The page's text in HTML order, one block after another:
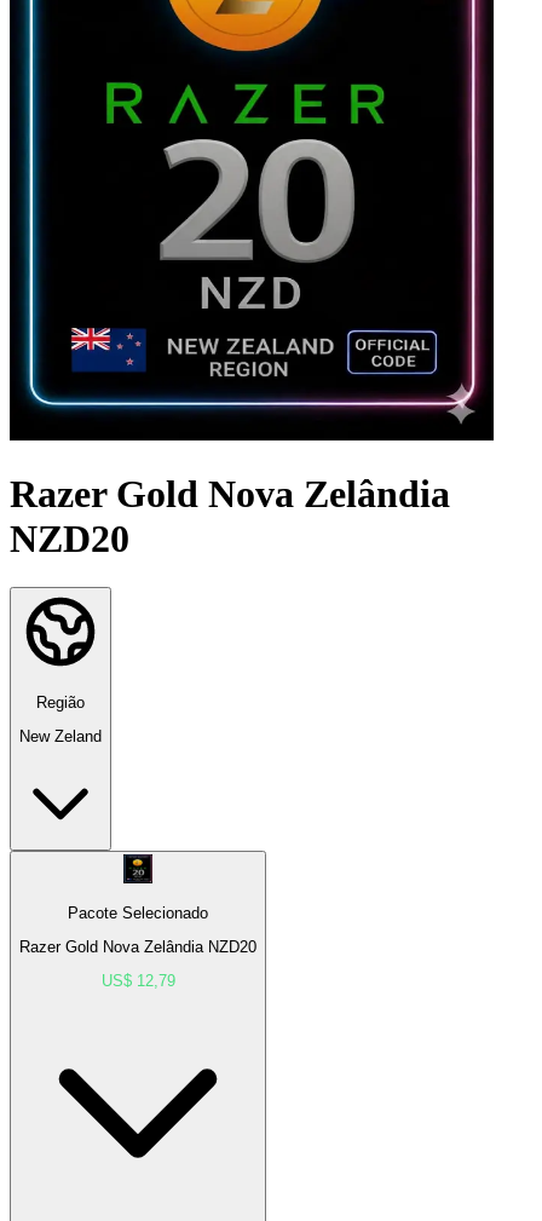
Razer Gold Nova Zelândia
NZD20
Região
New Zeland
Pacote Selecionado
Razer Gold Nova Zelândia NZD20
US$ 12,79